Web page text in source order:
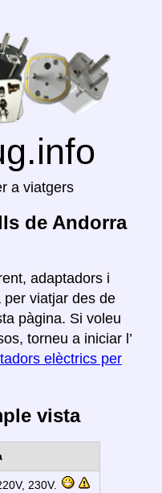
a viatgers
de Andorra
adaptadors i
viatjar des de
pàgina. Si voleu
torneu a iniciar l’
elèctrics per
vista
230V.